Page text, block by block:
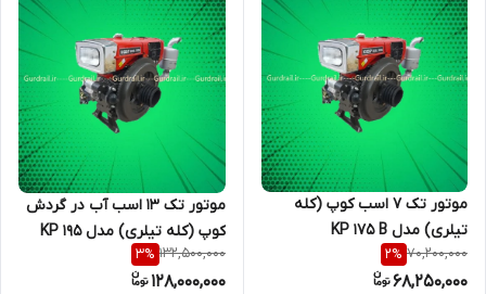
موتور تک 7 اسب کوپ (کله
تیلری) مدل KP 175 B
70,200,000
2%
68,250,000
موتور تک 13 اسب آب در گردش
کوپ (کله تیلری) مدل KP 195
NM
132,500,000
3%
128,000,000